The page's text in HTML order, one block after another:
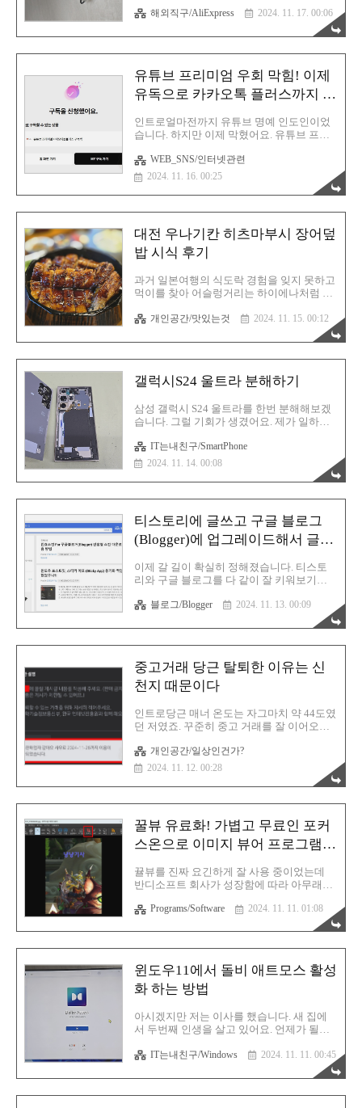
니다. 맞춤 정의에서 무효 클릭에 사용될 매
개변수를 세팅하여 추적하는 방식이죠. 저는
이걸 설정하지 않았습니다. 아니, 애초에..
통 TV같은 가전제품은 내장된 코덱으로만
재생이 가능하죠. 이 장벽을 넘어서려면 당
연히 TV 자체에서 업데이트를 해주면 너~무
좋겠으나! 현실은 그렇지 못하기에 미니PC
재생 못 하는 영상 따위는 없어요. 윈도우에
서 통합코덱을 설치하면 끝나는 거니까
요. 벼르고 있었다사실 미니PC는 이사전부
터 계획중이었던 물품 중 하나였습니다. 그
렇기에 저는 이 제품을 이미 알리 장바구니
에 담아두고 있었으며 이사 이후 TV에서 미
지원 영상을 겪자마자 바로 구매를 해버렸지
요. 그렇게 도착한 SZBOX AMD 라이젠3 프
로 미니PC가 도착! 사양을 살펴보겠..
해외직구/AliExpress 2024. 11. 17. 00:06
유튜브 프리미엄 우회 막힘! 이제
유독으로 카카오톡 플러스까지 한
인트로얼마전까지 유튜브 명예 인도인이었
습니다. 하지만 이제 막혔어요. 유튜브 프리
발급한 카드로 결제하도록 변경되었기 때문
입니다. 즉 인도 계정이라면 인도에서 발급
한 신용카드로 결제를 해야 인정된다는 뜻이
죠. 그렇습니다. 방법이 없어요. 인도인이 아
닌 이상 어렵습니다. 따라서 어떻게든 국내
에서 저렴하게 콤보 OTT 구매를 통해 최대한
저렴하게 구독을 할 수 밖에 없습니다. 가장
만만한건 일단 우주패스 라이프입니다. SKT
통신사에 상관없이 모든 사람이 사용 가능합
니다. 우주패스 라이프는 기본 혜택이 투썸
+1를 엮어서 무료로 이용할 수 있는데 무려
WEB_SNS/인터넷관련
2024. 11. 16. 00:25
대전 우나기칸 히츠마부시 장어덮
밥 시식 후기
과거 일본여행의 식도락 경험을 잊지 못하고
먹이를 찾아 어슬렁거리는 하이에나처럼 일
결국 우나기칸이라고 하는 히츠마부시 전문
점을 찾았고 일주일 이후 방문해 보았습니
다. 아직 검증되지 않은 곳이기에 혼자 가려
고 했는데 모임에서 이야기를 하니 한 분께
기칸을 방문했습니다. 위치는 이곳입니다.
다 싶어서 제가 만점 리뷰를 하나 남겼습니
다. 아니~ 우나기칸은 원래 빠르게 나오는 음
가봐요. 손님이 한참 북적거릴때는 그럴수도
있겠다 싶군요. 아무튼 저는 굉장히 마음에
들었던 음식점입니다. 일단 우나기칸 대전본
개인공간/맛있는것 2024. 11. 15. 00:12
갤럭시S24 울트라 분해하기
삼성 갤럭시 S24 울트라를 한번 분해해보겠
습니다. 그럴 기회가 생겼어요. 제가 일하는
마트폰을 진짜 토나올 정도로 분해조립 하고
있습니다. 그런데 진짜 저는 이런 IT 기기를
분리하고 조립하는게 적성이 맞는 모양이에
요. 시간 가는 줄 모르고 일을 하고 있는 요즘
입니다. 갤럭시S24가 출시된지 아직 1년이
습니다. 그럴 기회가 생겼어요. 제가 일하는
카테고리가 이쪽이거든요. 하핫! 그래서 스
마트폰을 진짜 토나올 정도로 분해조립 하고
있습니다. 그런데 진짜 저는 이런 IT 기기를
분리하고 조립하는게 적성이 맞는 모양이에
요. 시간 가는 줄 모르고 일을 하고 있는 요즘
입니다. 갤럭시S24가 출시된지 아직 1년이
IT는내친구/SmartPhone
2024. 11. 14. 00:08
티스토리에 글쓰고 구글 블로그
(Blogger)에 업그레이드해서 글을
이제 갈 길이 확실히 정해졌습니다. 티스토
리와 구글 블로그를 다 같이 잘 키워보기로
생각을 하고 있었지만 한 가지 복병이 있었
네요. 구글 블로그의 경우에는 콘텐츠에 상
당히 민감하며 빠른 대응을 합니다. 불과 얼
마 전 일이었죠? 구글 블로그가 통째로 삭제
는 구글측에서도 알려주지 않습니다. 다만
제 생각에는 아마 커미션 링크글이 원인이지
않을까 싶어요. 만약 사실이 그렇다면 이거
이거 결국 계란을 한 바구니에 담지 못하는
해프닝이 발생하고 맙니다. 따라서 현재 방
향을 잡은건 다음과 같습니다. 1. 순수 개인
콘텐츠 : TOSTORY, BLOGGER2. 커미션 링
크가 담긴 제품 후기글 : TOSTORY3. 강좌글
: TOSTOR..
블로그/Blogger 2024. 11. 13. 00:09
중고거래 당근 탈퇴한 이유는 신
천지 때문이다
인트로당근 매너 온도는 자그마치 약 44도였
던 저였죠. 꾸준히 중고 거래를 잘 이어오던
탈퇴했습니다. 그 이유는 다름아닌 신천지
멤버들 때문! 아시나요? 신천지 식구분들은
꽤 다양한 SNS에서 활동을 하고 있습니다.
자신들의 이익을 위해 쌩판 모르는 남들을
모셔가기 위해 눈에 불을 켜고 있어요. 구글
두룩하게 나옵니다. 신천지에 몸 담는 이유
신천지의 집단성은 상상을 초월합니다. 저들
한 사업가들입니다. 과거에 네트워크마케팅
을 했었던 저였기에 저들은 왜 말 많고 탈 많
게 사람들을 모집하는건지 잘 알고 있습니
개인공간/일상인건가?
2024. 11. 12. 00:28
꿀뷰 유료화! 가볍고 무료인 포커
스온으로 이미지 뷰어 프로그램
뀰뷰를 진짜 요긴하게 잘 사용 중이었는데
반디소프트 회사가 성장함에 따라 아무래도
다. 사실 가격이 크지 않다면 얼마든지 유료
버전으로 구매할 생각이었는데 이거 생각보
요. 물론 무료 버전으로 사용이 가능하긴 하
지만 광고 및 잦은 유료 독촉 때문에 신경이
쓰였습니다. 무엇보다도 덩치가 커지면서 프
로그램 자체가 좀 무거워진 느낌을 받았고
긴 합니다만, 뭔가 최신버전을 사용하지 못
한다는 사실이 좀 못마땅한 부분이기도 하고
글 서치를 하기 시작했고 결국 찾아냈습니
다. 포니소프트 포커스온 다운로드 포커스온
이미지 뷰어이미지 보기 상태에서 확대/축소
Programs/Software 2024. 11. 11. 01:08
윈도우11에서 돌비 애트모스 활성
화 하는 방법
아시겠지만 저는 이사를 했습니다. 새 집에
서 두번째 인생을 살고 있어요. 언제가 될지
서 짱짱한 사운드를 만끽하며 미디어를 즐기
겠다고 막연하게만 생각하던 것들을 드디어
경험하게 되었습니다. 제 글을 꾸준히 보신
분들은 아시다시피 이미 86인치 대형 TV는
IT는내친구/Windows 2024. 11. 11. 00:45